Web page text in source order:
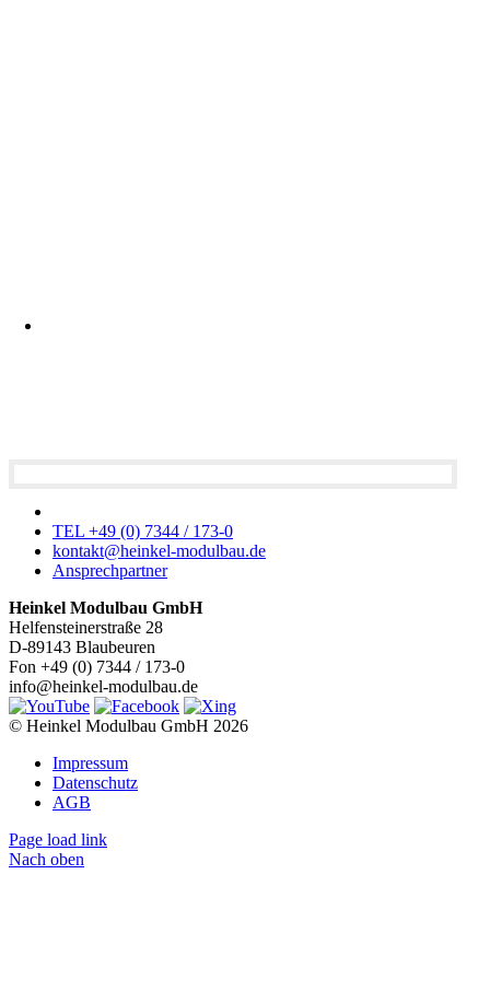
TEL +49 (0) 7344 / 173-0
kontakt@heinkel-modulbau.de
Ansprechpartner
Heinkel Modulbau GmbH
Helfensteinerstraße 28
D-89143 Blaubeuren
Fon +49 (0) 7344 / 173-0
info@heinkel-modulbau.de
© Heinkel Modulbau GmbH 2026
Impressum
Datenschutz
AGB
Page load link
Nach oben